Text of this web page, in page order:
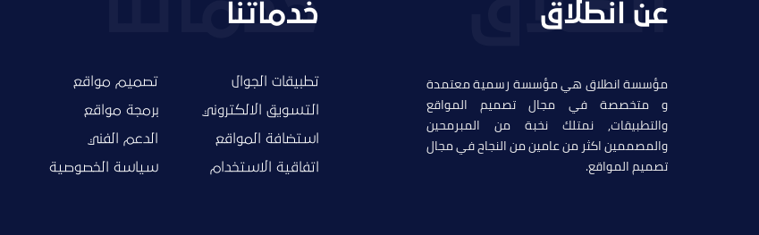
عن انطلاق
مؤسسة انطلاق هي مؤسسة رسمية معتمدة
و متخصصة في مجال تصميم المواقع
والتطبيقات, نمتلك نخبة من المبرمحين
والمصممين اكثر من عامين من النجاح في مجال
تصميم المواقع.
خدماتنا
تطبيقات الجوال تصميم مواقع
التسويق الالكتروني برمجة مواقع
استضافة المواقع الدعم الفني
اتفاقية الاستخدام سياسة الخصوصية